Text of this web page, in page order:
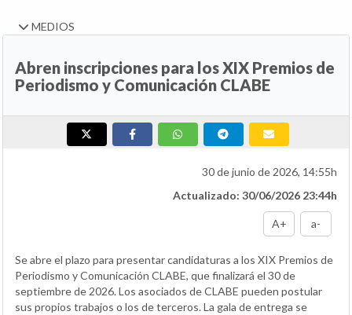
MEDIOS
Abren inscripciones para los XIX Premios de
Periodismo y Comunicación CLABE
30 de junio de 2026, 14:55h
Actualizado: 30/06/2026 23:44h
A+ a-
Se abre el plazo para presentar candidaturas a los XIX Premios de
Periodismo y Comunicación CLABE, que finalizará el 30 de
septiembre de 2026. Los asociados de CLABE pueden postular
sus propios trabajos o los de terceros. La gala de entrega se